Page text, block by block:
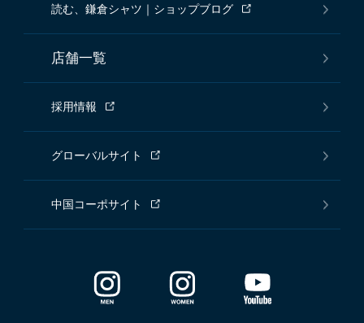
読む、鎌倉シャツ｜ショップブログ
店舗一覧
採用情報
グローバルサイト
中国コーポサイト